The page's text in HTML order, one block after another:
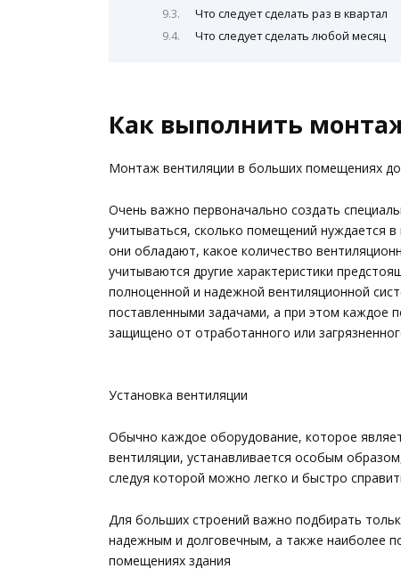
Что следует сделать раз в квартал
Что следует сделать любой месяц
Как выполнить
Монтаж вентиляции в больших помещениях
Очень важно первоначально создать
учитываться, сколько помещений нуждается
они обладают, какое количество
учитываются другие характеристики
полноценной и надежной вентиляционной
поставленными задачами, а при этом каждое
защищено от отработанного или
Установка вентиляции
Обычно каждое оборудование, которое
вентиляции, устанавливается особым
следуя которой можно легко и быстро
Для больших строений важно подбирать
надежным и долговечным, а также наиболее
помещениях здания